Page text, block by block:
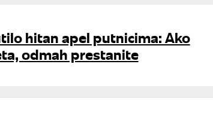
hitan apel putnicima: Ako
odmah prestanite